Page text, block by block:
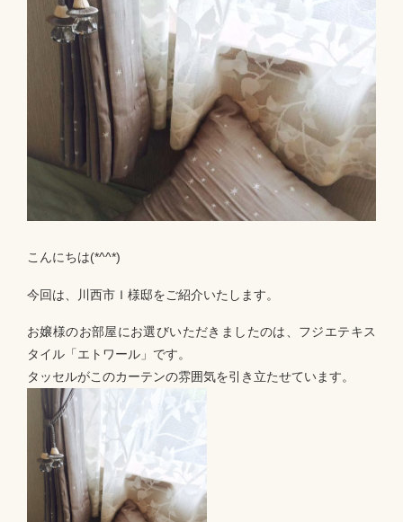
こんにちは(*^^*)
今回は、川西市Ｉ様邸をご紹介いたします。
お嬢様のお部屋にお選びいただきましたのは、フジエテキス
タイル「エトワール」です。
タッセルがこのカーテンの雰囲気を引き立たせています。